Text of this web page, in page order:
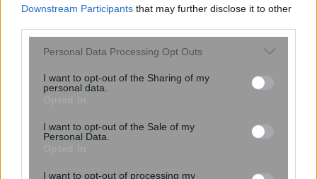
Downstream Participants that may further disclose it to other
Please note that this website/app uses one or more Google
not limited to your visit or usage behaviour. You may click to
grant or deny consent to Google and its third-party tags to
consent section.
Personal Data Processing Opt Outs
I want to opt-out of the Sharing of my
personal data.
I want to opt-out of the Sale of my
Personal Data.
I want to opt-out of processing my
Έχουμε τα μικρόβια του συντρόφου